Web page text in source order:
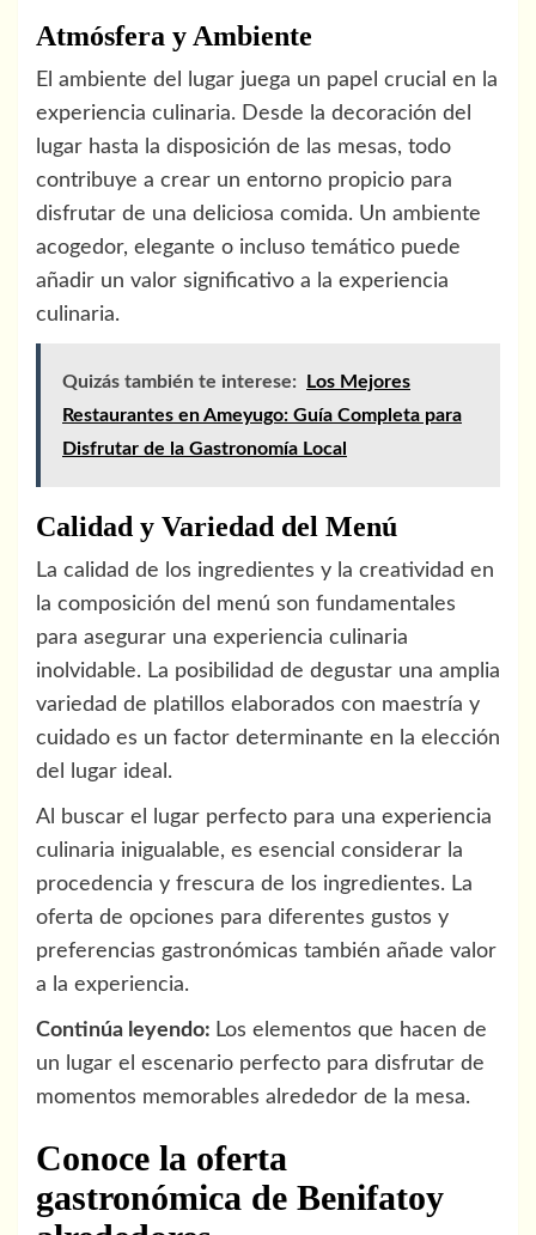
Atmósfera y Ambiente
El ambiente del lugar juega un papel crucial en la
experiencia culinaria. Desde la decoración del
lugar hasta la disposición de las mesas, todo
contribuye a crear un entorno propicio para
disfrutar de una deliciosa comida. Un ambiente
acogedor, elegante o incluso temático puede
añadir un valor significativo a la experiencia
culinaria.
Quizás también te interese:
Los Mejores
Restaurantes en Ameyugo: Guía Completa para
Disfrutar de la Gastronomía Local
Calidad y Variedad del Menú
La calidad de los ingredientes y la creatividad en
la composición del menú son fundamentales
para asegurar una experiencia culinaria
inolvidable. La posibilidad de degustar una amplia
variedad de platillos elaborados con maestría y
cuidado es un factor determinante en la elección
del lugar ideal.
Al buscar el lugar perfecto para una experiencia
culinaria inigualable, es esencial considerar la
procedencia y frescura de los ingredientes. La
oferta de opciones para diferentes gustos y
preferencias gastronómicas también añade valor
a la experiencia.
Continúa leyendo: Los elementos que hacen de
un lugar el escenario perfecto para disfrutar de
momentos memorables alrededor de la mesa.
Conoce la oferta
gastronómica de Benifatoy